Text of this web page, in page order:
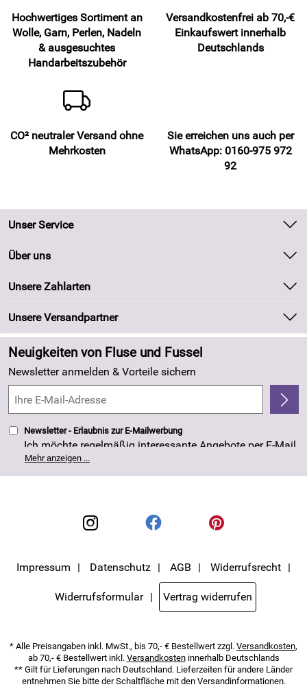
Hochwertiges Sortiment an
Wolle, Garn, Perlen, Nadeln
& ausgesuchtes
Handarbeitszubehör
Versandkostenfrei ab 70,-€
Einkaufswert innerhalb
Deutschlands
CO² neutraler Versand ohne
Mehrkosten
Sie erreichen uns auch per
WhatsApp: 0160-975 972
92
Unser Service
Kontakt
Kundeninformationen
Newsletter
Zahlung und Versand
Kundenlogin
Über uns
Unsere Bestseller
Neu
Angebote
Made in Germany
4,8/5*****
Unsere Zahlarten
Unsere Versandpartner
Neuigkeiten von Fluse und Fussel
Newsletter anmelden & Vorteile sichern
Newsletter - Erlaubnis zur E-Mailwerbung
Ich möchte regelmäßig interessante Angebote per E-Mail
erhalten. Meine E-Mail-Adresse wird nicht an andere
Unternehmen weitergegeben. Die Einwilligung zur
Nutzung meiner E-Mail- Adresse für Werbezwecke kann
Mehr anzeigen ...
Impressum Datenschutz AGB Widerrufsrecht
Widerrufsformular Vertrag widerrufen
* Alle Preisangaben inkl. MwSt., bis 70,- € Bestellwert zzgl. Versandkosten,
ab 70,- € Bestellwert inkl. Versandkosteninnerhalb Deutschlands
** Gilt für Lieferungen nach Deutschland. Lieferzeiten für andere Länder
entnehmen Sie bitte der Schaltfläche mit den Versandinformationen.